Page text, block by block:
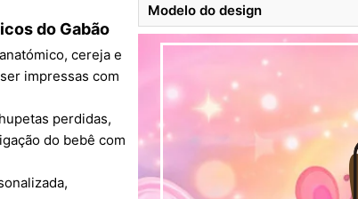
do Gabão
cereja e
impressas com
perdidas,
do bebê com
Modelo do design